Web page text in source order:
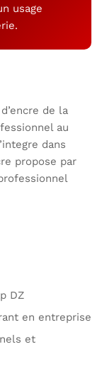
usage
de la
au
dans
propose par
DZ
en entreprise
et